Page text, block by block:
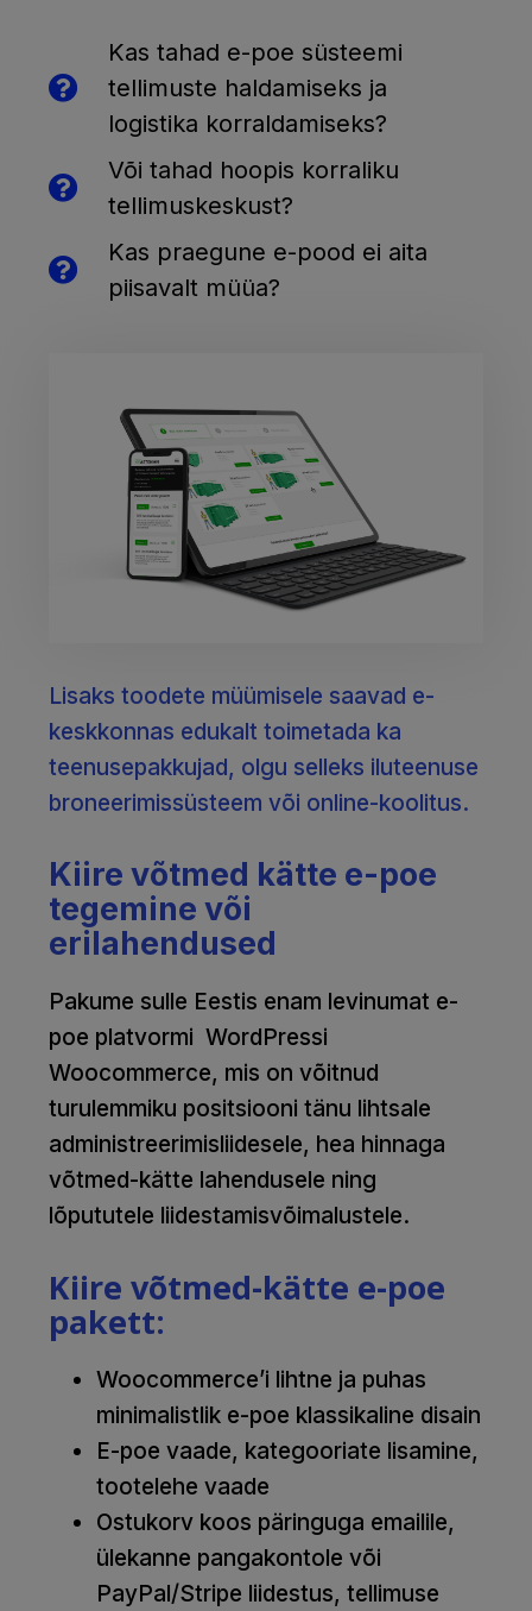
Kas tahad e-poe süsteemi
tellimuste haldamiseks ja
logistika korraldamiseks?
Või tahad hoopis korraliku
tellimuskeskust?
Kas praegune e-pood ei aita
piisavalt müüa?
Lisaks toodete müümisele saavad e-
keskkonnas edukalt toimetada ka
teenusepakkujad, olgu selleks iluteenuse
broneerimissüsteem või online-koolitus.
Kiire võtmed kätte e-poe
tegemine või
erilahendused
Pakume sulle Eestis enam levinumat e-
poe platvormi WordPressi
Woocommerce, mis on võitnud
turulemmiku positsiooni tänu lihtsale
administreerimisliidesele, hea hinnaga
võtmed-kätte lahendusele ning
lõpututele liidestamisvõimalustele.
Kiire võtmed-kätte e-poe
pakett:
Woocommerce’i lihtne ja puhas
minimalistlik e-poe klassikaline disain
E-poe vaade, kategooriate lisamine,
tootelehe vaade
Ostukorv koos päringuga emailile,
ülekanne pangakontole või
PayPal/Stripe liidestus, tellimuse